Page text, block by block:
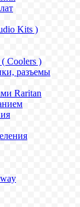
Kits )
Coolers )
разъемы
Raritan